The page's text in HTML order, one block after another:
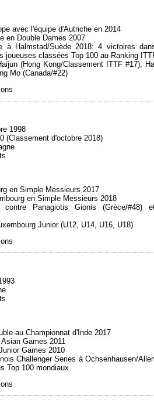
avec l'équipe d'Autriche en 2014
en Double Dames 2007
à Halmstad/Suède 2018: 4 victoires
joueuses classées Top 100 au Ranking
(Hong Kong/Classement ITTF #17),
Mo (Canada/#22)
1998
(Classement d'octobre 2018)
en Simple Messieurs 2017
en Simple Messieurs 2018
Panagiotis Gionis (Grèce/#48)
Junior (U12, U14, U16, U18)
au Championnat d'Inde 2017
Games 2011
Games 2010
Challenger Series à Ochsenhausen/
Top 100 mondiaux